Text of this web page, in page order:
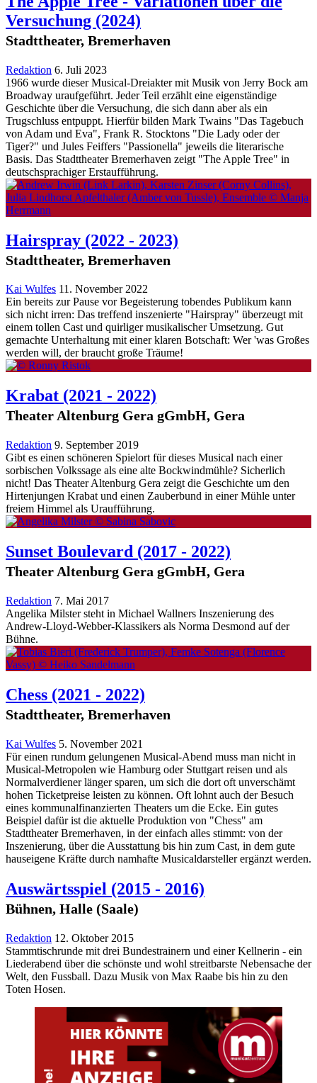
Versuchung (2024)
Stadttheater, Bremerhaven
Redaktion 6. Juli 2023
1966 wurde dieser Musical-Dreiakter mit Musik von Jerry Bock am
Broadway uraufgeführt. Jeder Teil erzählt eine eigenständige
Geschichte über die Versuchung, die sich dann aber als ein
Trugschluss entpuppt. Hierfür bilden Mark Twains "Das Tagebuch
von Adam und Eva", Frank R. Stocktons "Die Lady oder der
Tiger?" und Jules Feiffers "Passionella" jeweils die literarische
Basis. Das Stadttheater Bremerhaven zeigt "The Apple Tree" in
deutschsprachiger Erstaufführung.
Hairspray (2022 - 2023)
Stadttheater, Bremerhaven
Kai Wulfes 11. November 2022
Ein bereits zur Pause vor Begeisterung tobendes Publikum kann
sich nicht irren: Das treffend inszenierte "Hairspray" überzeugt mit
einem tollen Cast und quirliger musikalischer Umsetzung. Gut
gemachte Unterhaltung mit einer klaren Botschaft: Wer 'was Großes
werden will, der braucht große Träume!
Krabat (2021 - 2022)
Theater Altenburg Gera gGmbH, Gera
Redaktion 9. September 2019
Gibt es einen schöneren Spielort für dieses Musical nach einer
sorbischen Volkssage als eine alte Bockwindmühle? Sicherlich
nicht! Das Theater Altenburg Gera zeigt die Geschichte um den
Hirtenjungen Krabat und einen Zauberbund in einer Mühle unter
freiem Himmel als Uraufführung.
Sunset Boulevard (2017 - 2022)
Theater Altenburg Gera gGmbH, Gera
Redaktion 7. Mai 2017
Angelika Milster steht in Michael Wallners Inszenierung des
Andrew-Lloyd-Webber-Klassikers als Norma Desmond auf der
Bühne.
Chess (2021 - 2022)
Stadttheater, Bremerhaven
Kai Wulfes 5. November 2021
Für einen rundum gelungenen Musical-Abend muss man nicht in
Musical-Metropolen wie Hamburg oder Stuttgart reisen und als
Normalverdiener länger sparen, um sich die dort oft unverschämt
hohen Ticketpreise leisten zu können. Oft lohnt auch der Besuch
eines kommunalfinanzierten Theaters um die Ecke. Ein gutes
Beispiel dafür ist die aktuelle Produktion von "Chess" am
Stadttheater Bremerhaven, in der einfach alles stimmt: von der
Inszenierung, über die Ausstattung bis hin zum Cast, in dem gute
hauseigene Kräfte durch namhafte Musicaldarsteller ergänzt werden.
Auswärtsspiel (2015 - 2016)
Bühnen, Halle (Saale)
Redaktion 12. Oktober 2015
Stammtischrunde mit drei Bundestrainern und einer Kellnerin - ein
Liederabend über die schönste und wohl streitbarste Nebensache der
Welt, den Fussball. Dazu Musik von Max Raabe bis hin zu den
Toten Hosen.